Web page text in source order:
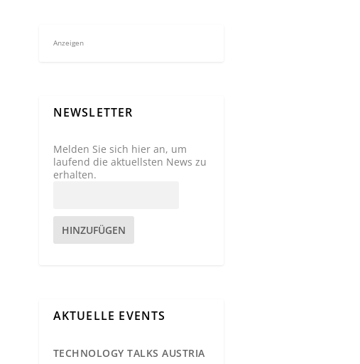
Anzeigen
NEWSLETTER
Melden Sie sich hier an, um
laufend die aktuellsten News zu
erhalten.
HINZUFÜGEN
AKTUELLE EVENTS
TECHNOLOGY TALKS AUSTRIA